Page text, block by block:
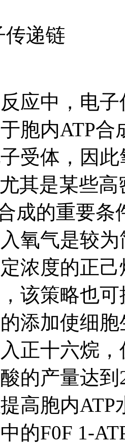
传递链
应中，电
胞内ATP
受体，因
其是某些
成的重要
氧气是较
浓度的正
该策略也
添加使细
正十六烷，
的产量达
高胞内
的F0F 1-